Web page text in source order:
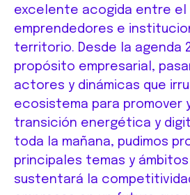
excelente acogida entre el
emprendedores e
territorio. Desde la agenda
propósito empresarial,
actores y dinámicas que
ecosistema para promover
transición energética y
toda la mañana, pudimos
principales temas y
sustentará la